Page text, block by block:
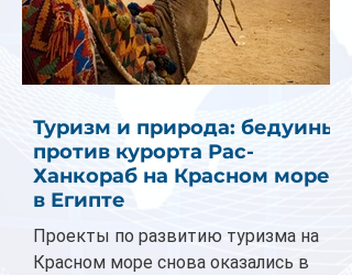
Туризм и природа: бедуины
против курорта Рас-
Ханкораб на Красном море
в Египте
Проекты по развитию туризма на
Красном море снова оказались в